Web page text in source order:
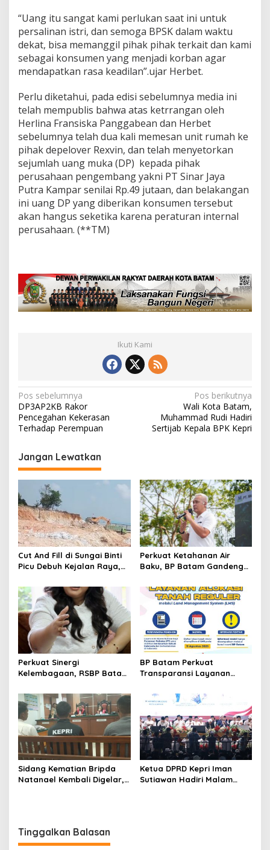
“Uang itu sangat kami perlukan saat ini untuk
persalinan istri, dan semoga BPSK dalam waktu
dekat, bisa memanggil pihak pihak terkait dan kami
sebagai konsumen yang menjadi korban agar
mendapatkan rasa keadilan”.ujar Herbet.
Perlu diketahui, pada edisi sebelumnya media ini
telah mempublis bahwa atas ketrrangan oleh
Herlina Fransiska Panggabean dan Herbet
sebelumnya telah dua kali memesan unit rumah ke
pihak depelover Rexvin, dan telah menyetorkan
sejumlah uang muka (DP) kepada pihak
perusahaan pengembang yakni PT Sinar Jaya
Putra Kampar senilai Rp.49 jutaan, dan belakangan
ini uang DP yang diberikan konsumen tersebut
akan hangus seketika karena peraturan internal
perusahaan. (**TM)
Ikuti Kami
N
a
v
i
g
a
s
i
p
o
s
Pos sebelumnya
DP3AP2KB Rakor
Pencegahan Kekerasan
Terhadap Perempuan
Pos berikutnya
Wali Kota Batam,
Muhammad Rudi Hadiri
Sertijab Kepala BPK Kepri
Jangan Lewatkan
Cut And Fill di Sungai Binti
Picu Debuh Kejalan Raya,
Truck Tanpa Penutup
Perkuat Ketahanan Air
Baku, BP Batam Gandeng
Bambu Betung di
Bendungan Sei Nongsa
Perkuat Sinergi
Kelembagaan, RSBP Batam
Pelayanan dan
Ketersediaan Obat Aman
BP Batam Perkuat
Transparansi Layanan
Reguler Segera Hadir
Melalui LMS
Sidang Kematian Bripda
Natanael Kembali Digelar,
Ketua DPRD Kepri Iman
Sutiawan Hadiri Malam
Tinggalkan Balasan